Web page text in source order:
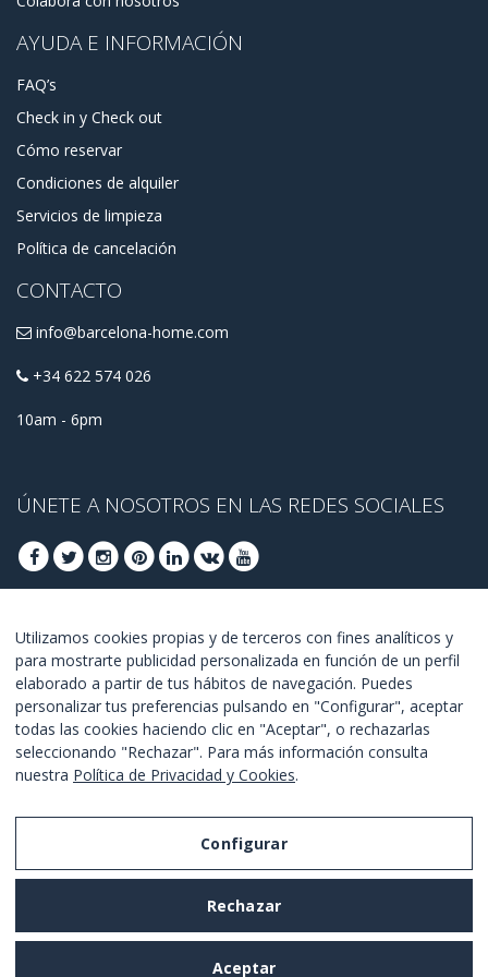
AYUDA E INFORMACIÓN
FAQ’s
Check in y Check out
Cómo reservar
Condiciones de alquiler
Servicios de limpieza
Política de cancelación
CONTACTO
info@barcelona-home.com
+34 622 574 026
10am - 6pm
ÚNETE A NOSOTROS EN LAS REDES SOCIALES
ÚNETE PARA OBTENER OFERTAS DE ÚLTIMO
MINUTO
UNETE
Estoy de acuerdo con los términos y condiciones
Utilizamos cookies propias y de terceros con fines analíticos y
para mostrarte publicidad personalizada en función de un perfil
elaborado a partir de tus hábitos de navegación. Puedes
personalizar tus preferencias pulsando en "Configurar", aceptar
todas las cookies haciendo clic en "Aceptar", o rechazarlas
seleccionando "Rechazar". Para más información consulta
nuestra Política de Privacidad y Cookies.
Configurar
Rechazar
Aceptar
Aviso Legal
Política de Privacidad y Cookies
Términos y Condiciones de Uso